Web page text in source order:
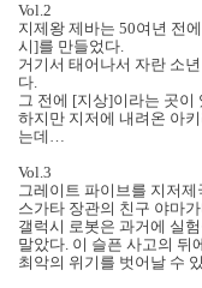
Vol.2
지제왕 제바는 50여년 전
시]를 만들었다.
거기서 태어나서 자란 소
다.
그 전에 [지상]이라는 곳이
하지만 지저에 내려온 아
는데…
Vol.3
그레이트 파이브를 지저
스가타 장관의 친구 야마
갤럭시 로봇은 과거에 실
말았다. 이 슬픈 사고의 뒤
최악의 위기를 벗어날 수